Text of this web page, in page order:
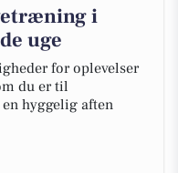
i
uge
for oplevelser
du er til
hyggelig aften